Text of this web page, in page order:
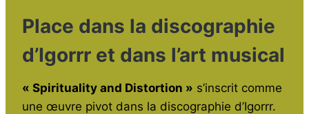
Place dans la discographie
d’Igorrr et dans l’art musical
« Spirituality and Distortion » s’inscrit comme
une œuvre pivot dans la discographie d’Igorrr.